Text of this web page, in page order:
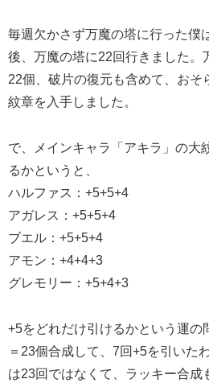
毎週欠かさず万魔の塔に行った僕
後、万魔の塔に22回行きました。
22個、破片の復元も含めて、おそ
紋章を入手しました。
で、メインキャラ「アキラ」の大
るかというと、
ハルファス：+5+5+4
アガレス：+5+5+4
ブエル：+5+5+4
アモン：+4+4+3
グレモリー：+5+4+3
+5をどれだけ引けるかという運の
＝23個合成して、7回+5を引いた
は23回ではなくて、ラッキー合成